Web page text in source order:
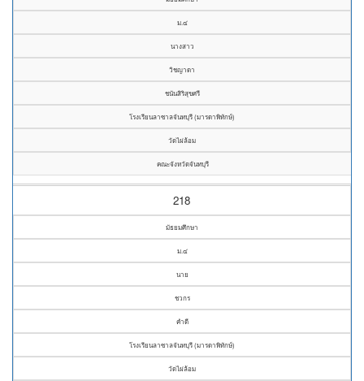
ม.๔
นางสาว
วิชญาดา
ชนันสิริสุขศรี
โรงเรียนลาซาลจันทบุรี (มารดาพิทักษ์)
วัดไผ่ล้อม
คณะจังหวัดจันทบุรี
218
มัธยมศึกษา
ม.๔
นาย
ชวกร
คำดี
โรงเรียนลาซาลจันทบุรี (มารดาพิทักษ์)
วัดไผ่ล้อม